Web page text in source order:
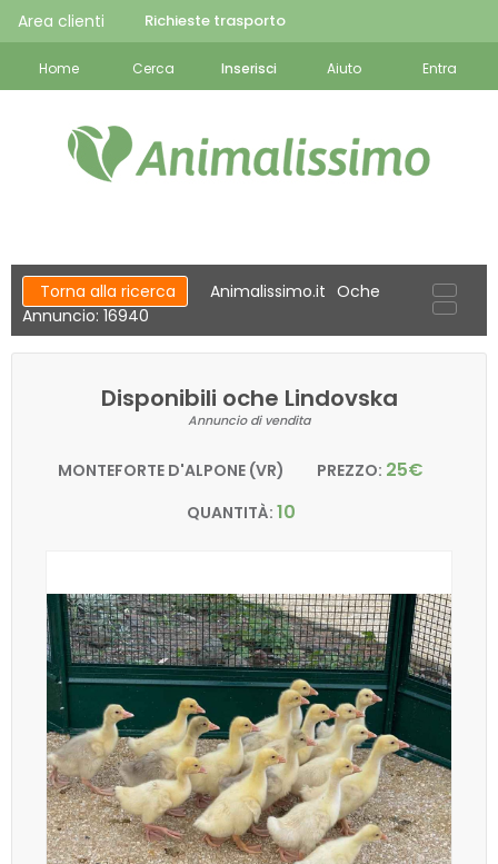
Area clienti Richieste trasporto
Home Cerca Inserisci Aiuto Entra
Torna alla ricerca Animalissimo.it Oche
Annuncio: 16940
Disponibili oche Lindovska
Annuncio di vendita
MONTEFORTE D'ALPONE (VR) PREZZO: 25€
QUANTITÀ: 10